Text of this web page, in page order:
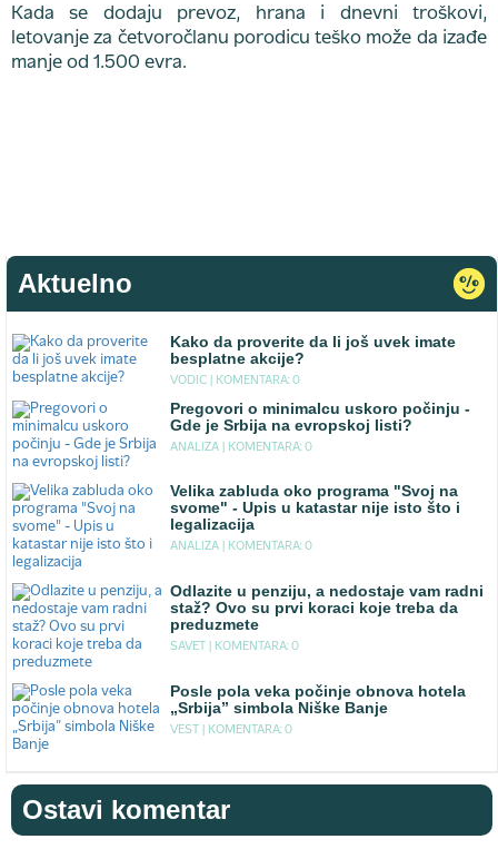
Kada se dodaju prevoz, hrana i dnevni troškovi,
letovanje za četvoročlanu porodicu teško može da izađe
manje od 1.500 evra.
Aktuelno
Kako da proverite da li još uvek imate
besplatne akcije?
VODIC | KOMENTARA: 0
Pregovori o minimalcu uskoro počinju -
Gde je Srbija na evropskoj listi?
ANALIZA | KOMENTARA: 0
Velika zabluda oko programa "Svoj na
svome" - Upis u katastar nije isto što i
legalizacija
ANALIZA | KOMENTARA: 0
Odlazite u penziju, a nedostaje vam radni
staž? Ovo su prvi koraci koje treba da
preduzmete
SAVET | KOMENTARA: 0
Posle pola veka počinje obnova hotela
„Srbija” simbola Niške Banje
VEST | KOMENTARA: 0
Ostavi komentar